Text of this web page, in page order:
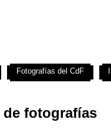
de fotografías
Fotografías del CdF